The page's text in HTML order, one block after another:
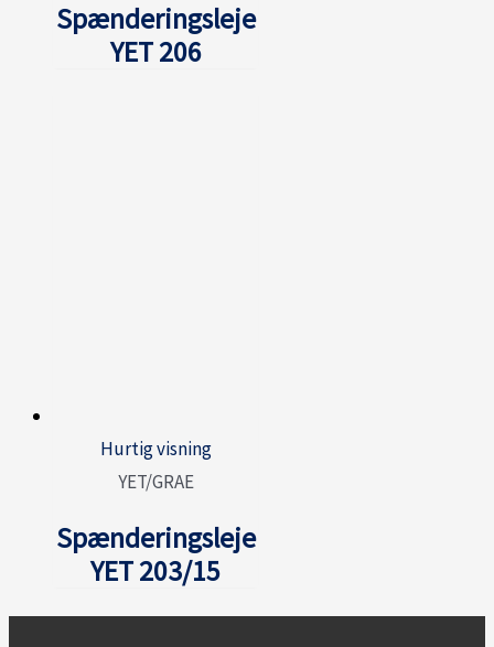
Spænderingsleje
YET 206
Hurtig visning
YET/GRAE
Spænderingsleje
YET 203/15